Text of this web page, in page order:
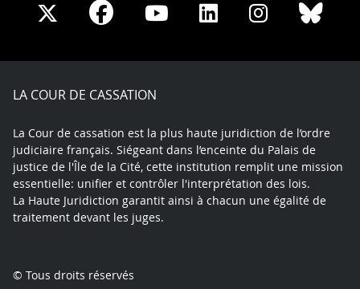
Share
X
Share
Facebook
Share
Youtube
Share
LinkedIn
Share
Instagram
LA COUR DE CASSATION
La Cour de cassation est la plus haute juridiction de l’ordre
judiciaire français. Siégeant dans l’enceinte du Palais de
justice de l'Île de la Cité, cette institution remplit une mission
essentielle: unifier et contrôler l'interprétation des lois.
La Haute Juridiction garantit ainsi à chacun une égalité de
traitement devant les juges.
© Tous droits réservés